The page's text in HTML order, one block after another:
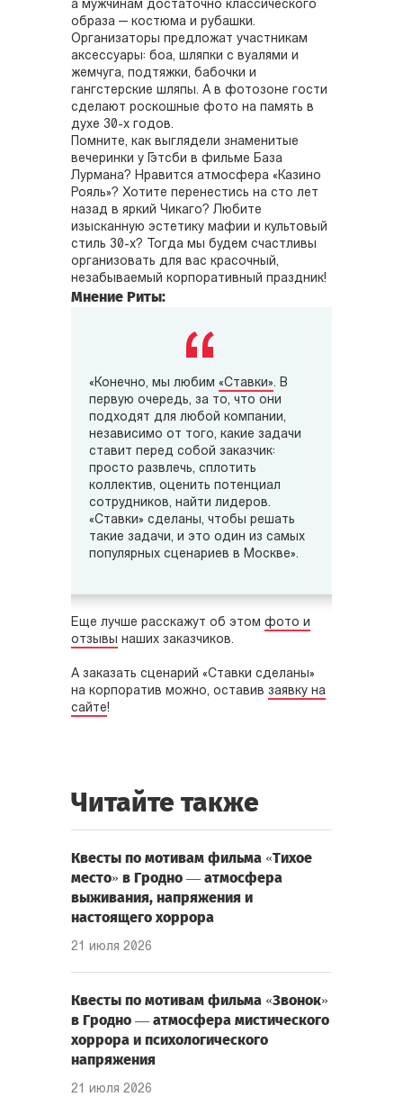
а мужчинам достаточно классического
образа — костюма и рубашки.
Организаторы предложат участникам
аксессуары: боа, шляпки с вуалями и
жемчуга, подтяжки, бабочки и
гангстерские шляпы. А в фотозоне гости
сделают роскошные фото на память в
духе 30-х годов.
Помните, как выглядели знаменитые
вечеринки у Гэтсби в фильме База
Лурмана? Нравится атмосфера «Казино
Рояль»? Хотите перенестись на сто лет
назад в яркий Чикаго? Любите
изысканную эстетику мафии и культовый
стиль 30-х? Тогда мы будем счастливы
организовать для вас красочный,
незабываемый корпоративный праздник!
Мнение Риты:
«Конечно, мы любим «Ставки». В
первую очередь, за то, что они
подходят для любой компании,
независимо от того, какие задачи
ставит перед собой заказчик:
просто развлечь, сплотить
коллектив, оценить потенциал
сотрудников, найти лидеров.
«Ставки» сделаны, чтобы решать
такие задачи, и это один из самых
популярных сценариев в Москве».
Еще лучше расскажут об этом фото и
отзывы наших заказчиков.
А заказать сценарий «Ставки сделаны»
на корпоратив можно, оставив заявку на
сайте!
Читайте также
Квесты по мотивам фильма «Тихое
место» в Гродно — атмосфера
выживания, напряжения и
настоящего хоррора
21 июля 2026
Квесты по мотивам фильма «Звонок»
в Гродно — атмосфера мистического
хоррора и психологического
напряжения
21 июля 2026